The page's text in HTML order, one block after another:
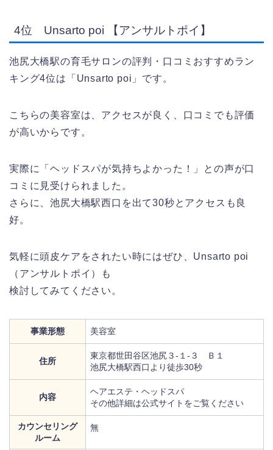
4位 Unsarto poi 【アンサルトポイ】
池尻大橋駅の育毛サロンの評判・口コミおすすめラン
キング4位は「Unsarto poi」です。
こちらの美容室は、アクセスが良く、口コミでも評価
が高いからです。
実際に「ヘッドスパが気持ちよかった！」との声が口
コミに見受けられました。
さらに、池尻大橋駅西口を出て30秒とアクセスも良
好。
気軽に頭皮ケアをされたい時にはぜひ、Unsarto poi
（アンサルトポイ）も
検討してみてください。
事業形態 美容室
住所
東京都世田谷区池尻３‐１‐３ Ｂ１
池尻大橋駅西口より徒歩30秒
内容
ヘアエステ・ヘッドスパ
その他詳細は公式サイトをご覧ください
カウンセリング
ルーム
無